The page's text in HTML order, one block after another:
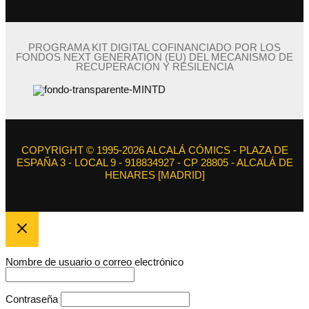
PROGRAMA KIT DIGITAL COFINANCIADO POR LOS
FONDOS NEXT GENERATION (EU) DEL MECANISMO DE
RECUPERACIÓN Y RESILENCIA
COPYRIGHT © 1995-2026 ALCALÁ CÓMICS - PLAZA DE
ESPAÑA 3 - LOCAL 9 - 918834927 - CP 28805 - ALCALÁ DE
HENARES [MADRID]
Nombre de usuario o correo electrónico
Contraseña